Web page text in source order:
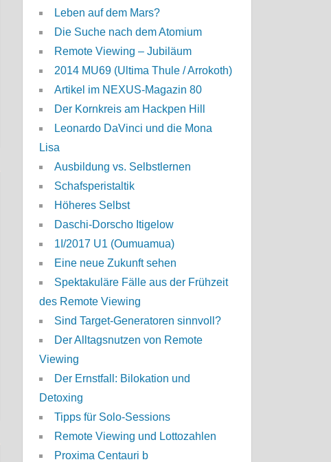
Leben auf dem Mars?
Die Suche nach dem Atomium
Remote Viewing – Jubiläum
2014 MU69 (Ultima Thule / Arrokoth)
Artikel im NEXUS-Magazin 80
Der Kornkreis am Hackpen Hill
Leonardo DaVinci und die Mona
Lisa
Ausbildung vs. Selbstlernen
Schafsperistaltik
Höheres Selbst
Daschi-Dorscho Itigelow
1I/2017 U1 (Oumuamua)
Eine neue Zukunft sehen
Spektakuläre Fälle aus der Frühzeit
des Remote Viewing
Sind Target-Generatoren sinnvoll?
Der Alltagsnutzen von Remote
Viewing
Der Ernstfall: Bilokation und
Detoxing
Tipps für Solo-Sessions
Remote Viewing und Lottozahlen
Proxima Centauri b